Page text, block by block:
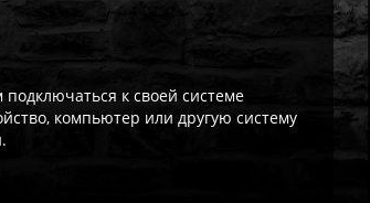
к своей системе
компьютер или другую систему